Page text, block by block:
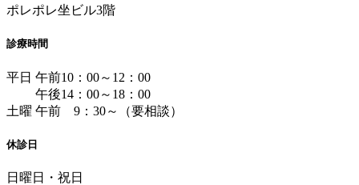
ポレポレ坐ビル3階
診療時間
平日 午前10：00～12：00
午後14：00～18：00
土曜 午前 9：30～（要相談）
休診日
日曜日・祝日